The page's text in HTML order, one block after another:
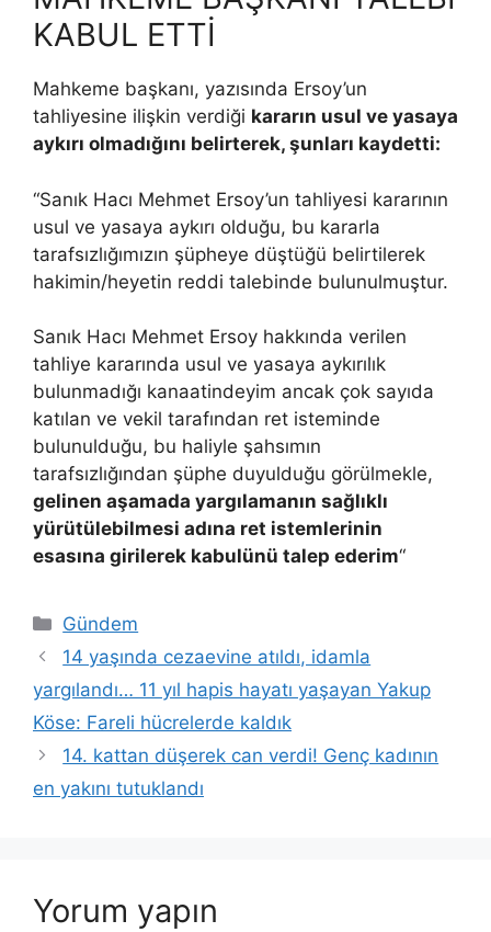
KABUL ETTİ
Mahkeme başkanı, yazısında Ersoy’un
tahliyesine ilişkin verdiği kararın usul ve yasaya
aykırı olmadığını belirterek, şunları kaydetti:
“Sanık Hacı Mehmet Ersoy’un tahliyesi kararının
usul ve yasaya aykırı olduğu, bu kararla
tarafsızlığımızın şüpheye düştüğü belirtilerek
hakimin/heyetin reddi talebinde bulunulmuştur.
Sanık Hacı Mehmet Ersoy hakkında verilen
tahliye kararında usul ve yasaya aykırılık
bulunmadığı kanaatindeyim ancak çok sayıda
katılan ve vekil tarafından ret isteminde
bulunulduğu, bu haliyle şahsımın
tarafsızlığından şüphe duyulduğu görülmekle,
gelinen aşamada yargılamanın sağlıklı
yürütülebilmesi adına ret istemlerinin
esasına girilerek kabulünü talep ederim“
Kategoriler
Gündem
14 yaşında cezaevine atıldı, idamla
yargılandı… 11 yıl hapis hayatı yaşayan Yakup
Köse: Fareli hücrelerde kaldık
14. kattan düşerek can verdi! Genç kadının
en yakını tutuklandı
Yorum yapın